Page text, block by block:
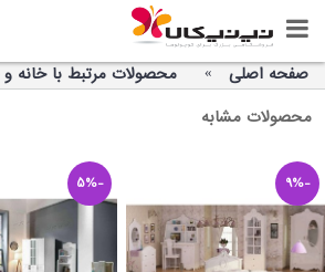
آدرس صفحه
صفحه اصلی محصولات مرتبط با خانه و
محصولات مشابه
-9%
-5%